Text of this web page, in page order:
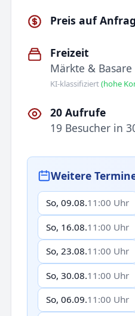
Preis auf
Freizeit
Märkte & Basare
KI-klassifiziert(hohe
20 Aufrufe
19 Besucher in
Weitere
So, 09.08.11:00 Uhr
So, 16.08.11:00 Uhr
So, 23.08.11:00 Uhr
So, 30.08.11:00 Uhr
So, 06.09.11:00 Uhr